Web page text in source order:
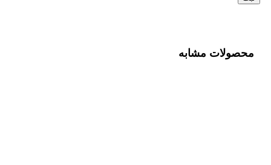
محصولات مشابه